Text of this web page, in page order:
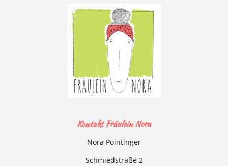
e
o
o
k
a
g
r
a
m
Kontakt Fräulein Nora
Nora Pointinger
Schmiedstraße 2